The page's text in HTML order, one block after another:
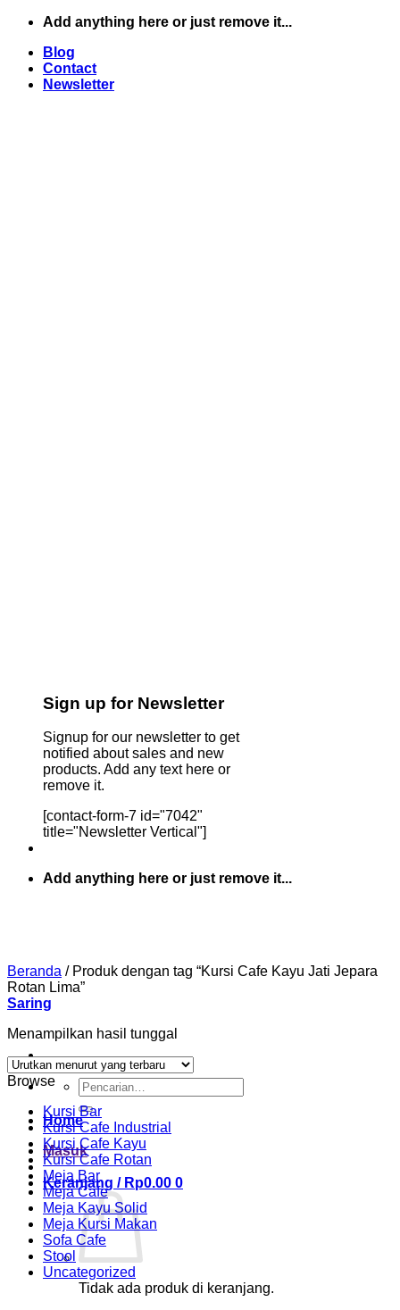
Skip
content
Add anything here or just remove it...
Blog
Contact
Newsletter
Sign up for Newsletter
Signup for our newsletter to get
notified about sales and new
products. Add any text here or
remove it.
[contact-form-7 id="7042"
title="Newsletter Vertical"]
Add anything here or just remove it...
Pencarian
untuk:
Home
Masuk
Keranjang / Rp0.00 0
Tidak ada produk di keranjang.
Beranda /Produk dengan tag “Kursi Cafe Kayu Jati Jepara
Rotan Lima”
Saring
Menampilkan hasil tunggal
Browse
Kursi Bar
Kursi Cafe Industrial
Kursi Cafe Kayu
Kursi Cafe Rotan
Meja Bar
Meja Cafe
Meja Kayu Solid
Meja Kursi Makan
Sofa Cafe
Stool
Uncategorized